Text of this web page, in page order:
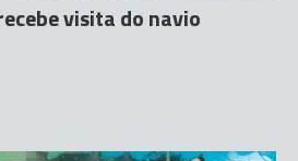
visita do navio